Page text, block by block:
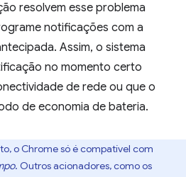
resolvem esse problema
notificações com a
Assim, o sistema
no momento certo
de rede ou que o
de economia de bateria.
o Chrome só é compatível com
. Outros acionadores, como os